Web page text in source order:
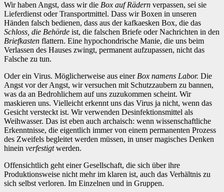
Wir haben Angst, dass wir die Box auf Rädern verpassen, sei sie
Lieferdienst oder Transportmittel. Dass wir Boxen in unseren
Händen falsch bedienen, dass aus der kafkaesken Box, die das
Schloss, die Behörde ist, die falschen Briefe oder Nachrichten in den
Briefkasten flattern. Eine hypochondrische Manie, die uns beim
Verlassen des Hauses zwingt, permanent aufzupassen, nicht das
Falsche zu tun.
Oder ein Virus. Möglicherweise aus einer Box namens Labor. Die
Angst vor der Angst, wir versuchen mit Schutzzaubern zu bannen,
was da an Bedrohlichem auf uns zuzukommen scheint. Wir
maskieren uns. Vielleicht erkennt uns das Virus ja nicht, wenn das
Gesicht versteckt ist. Wir verwenden Desinfektionsmittel als
Weihwasser. Das ist eben auch archaisch: wenn wissenschaftliche
Erkenntnisse, die eigentlich immer von einem permanenten Prozess
des Zweifels begleitet werden müssen, in unser magisches Denken
hinein verfestigtwerden.
Offensichtlich geht einer Gesellschaft, die sich über ihre
Produktionsweise nicht mehr im klaren ist, auch das Verhältnis zu
sich selbst verloren. Im Einzelnen und in Gruppen.